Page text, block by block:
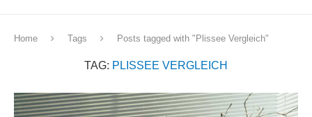
Home Tags Posts tagged with "Plissee Vergleich"
TAG: PLISSEE VERGLEICH